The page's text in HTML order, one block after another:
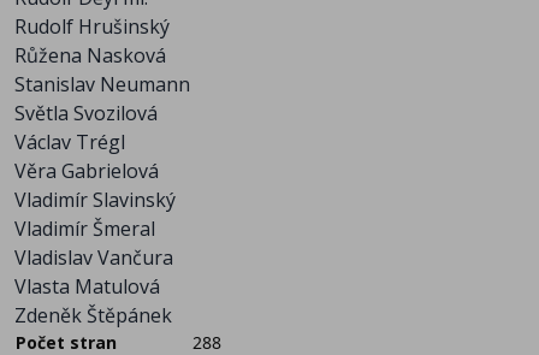
Rudolf Hrušinský
Růžena Nasková
Stanislav Neumann
Světla Svozilová
Václav Trégl
Věra Gabrielová
Vladimír Slavinský
Vladimír Šmeral
Vladislav Vančura
Vlasta Matulová
Zdeněk Štěpánek
Počet stran
288